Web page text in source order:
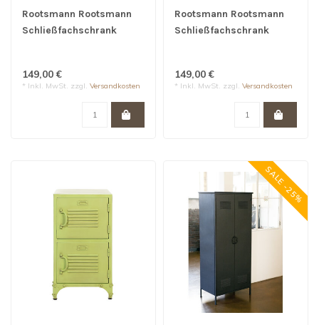
Rootsmann Rootsmann
Schließfachschrank
149,00 €
* Inkl. MwSt. zzgl. Versandkosten
Rootsmann Rootsmann
Schließfachschrank
149,00 €
* Inkl. MwSt. zzgl. Versandkosten
SALE -25%